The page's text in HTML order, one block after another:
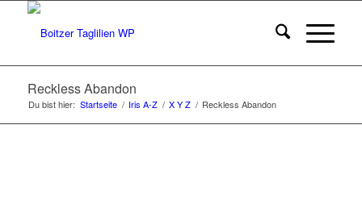
Reckless Abandon
Du bist hier: Startseite / Iris A-Z / X Y Z / Reckless Abandon